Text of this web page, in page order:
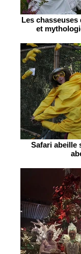
Les
et
Safari abeille